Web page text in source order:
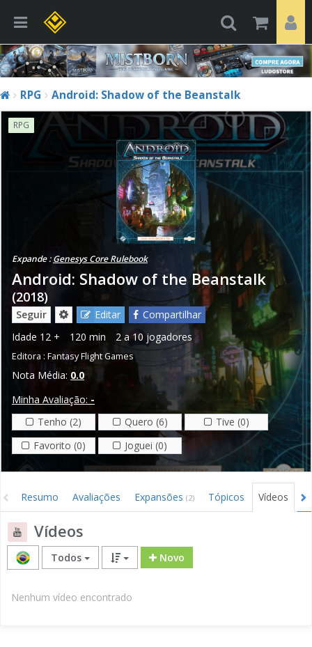
RPG Android: Shadow of the Beanstalk
RPG
Expande :Genesys Core Rulebook
Android: Shadow of the Beanstalk
(2018)
Seguir Editar
Compartilhar
Idade 12 + 120 min 2 a 10 jogadores
Editora : Fantasy Flight Games
Nota Média: 0.0
Minha Avaliação: -
Tenho (2)
Quero (6)
Tive (0)
Favorito (0)
Joguei (0)
Resumo Avaliações Expansões (2) Tópicos Vídeos
Vídeos
Todos Novo
Nenhum vídeo encontrado